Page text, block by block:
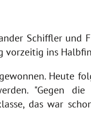
Schiffler und
vorzeitig ins
Heute
"Gegen
das war